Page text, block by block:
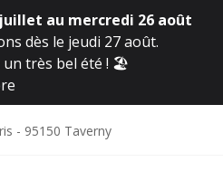
au mercredi 26 août
dès le jeudi 27 août.
un très bel été ! 🏖️
- 95150 Taverny